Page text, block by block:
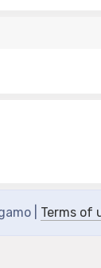
| Terms of